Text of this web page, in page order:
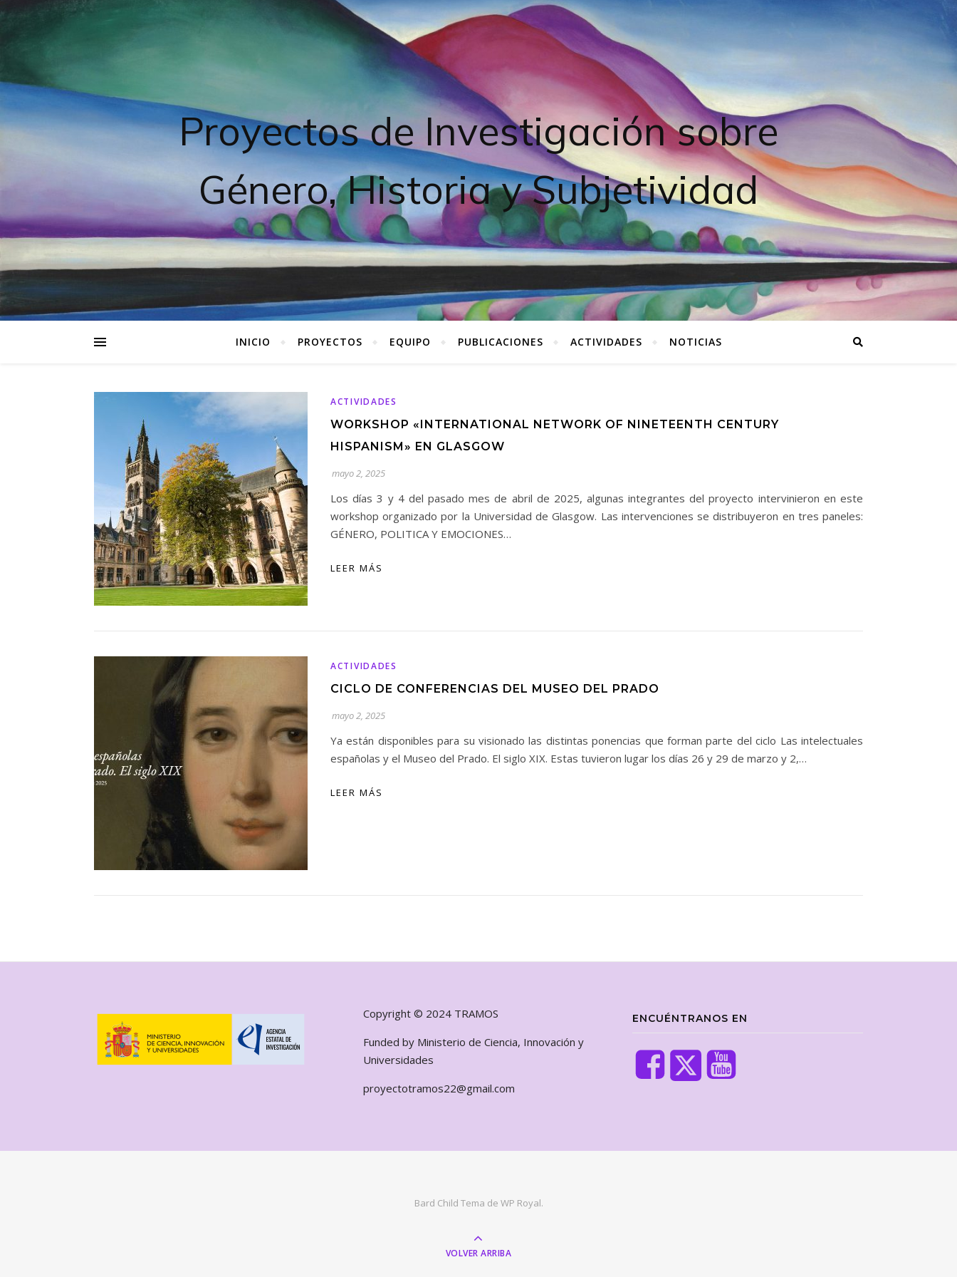
Proyectos de Investigación sobre
Género, Historia y Subjetividad
INICIO PROYECTOS EQUIPO PUBLICACIONES ACTIVIDADES NOTICIAS
ACTIVIDADES
WORKSHOP «INTERNATIONAL NETWORK OF NINETEENTH CENTURY
HISPANISM» EN GLASGOW
mayo 2, 2025
Los días 3 y 4 del pasado mes de abril de 2025, algunas integrantes del proyecto intervinieron en este
workshop organizado por la Universidad de Glasgow. Las intervenciones se distribuyeron en tres paneles:
GÉNERO, POLITICA Y EMOCIONES…
LEER MÁS
ACTIVIDADES
CICLO DE CONFERENCIAS DEL MUSEO DEL PRADO
mayo 2, 2025
Ya están disponibles para su visionado las distintas ponencias que forman parte del ciclo Las intelectuales
españolas y el Museo del Prado. El siglo XIX. Estas tuvieron lugar los días 26 y 29 de marzo y 2,…
LEER MÁS
Copyright © 2024 TRAMOS
Funded by Ministerio de Ciencia, Innovación y
Universidades
proyectotramos22@gmail.com
ENCUÉNTRANOS EN
Bard Child Tema de WP Royal.
VOLVER ARRIBA